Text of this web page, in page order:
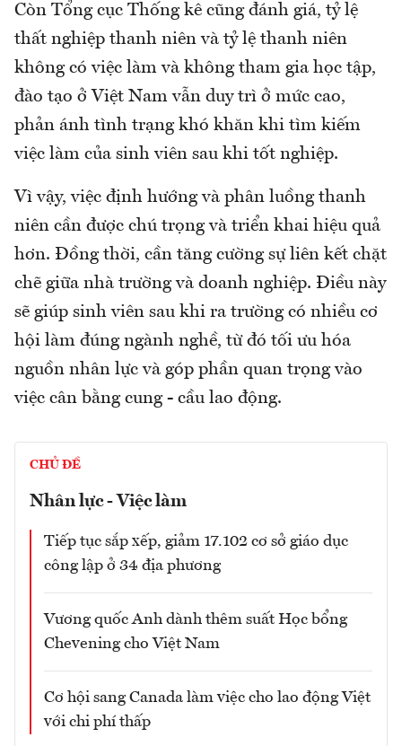
Còn Tổng cục Thống kê cũng đánh giá, tỷ lệ
thất nghiệp thanh niên và tỷ lệ thanh niên
không có việc làm và không tham gia học tập,
đào tạo ở Việt Nam vẫn duy trì ở mức cao,
phản ánh tình trạng khó khăn khi tìm kiếm
việc làm của sinh viên sau khi tốt nghiệp.
Vì vậy, việc định hướng và phân luồng thanh
niên cần được chú trọng và triển khai hiệu quả
hơn. Đồng thời, cần tăng cường sự liên kết chặt
chẽ giữa nhà trường và doanh nghiệp. Điều này
sẽ giúp sinh viên sau khi ra trường có nhiều cơ
hội làm đúng ngành nghề, từ đó tối ưu hóa
nguồn nhân lực và góp phần quan trọng vào
việc cân bằng cung - cầu lao động.
CHỦ ĐỀ
Nhân lực - Việc làm
Tiếp tục sắp xếp, giảm 17.102 cơ sở giáo dục
công lập ở 34 địa phương
Vương quốc Anh dành thêm suất Học bổng
Chevening cho Việt Nam
Cơ hội sang Canada làm việc cho lao động Việt
với chi phí thấp